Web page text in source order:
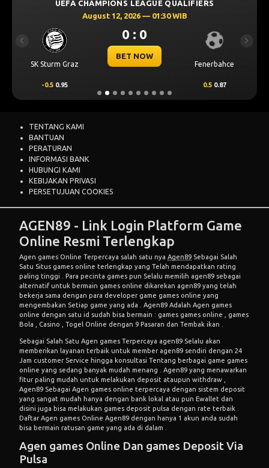
UEFA CHAMPIONS LEAGUE QUALIFIERS
August 12, 2026 — 01:30 WIB
SK Sturm Graz
0 : 0
BET NOW
Fenerbahce
-0.5 0.95 0.5 0.87
Previous Next
TENTANG KAMI
BANTUAN
PERATURAN
INFORMASI BANK
HUBUNGI KAMI
KEBIJAKAN PRIVASI
PERSETUJUAN COOKIES
AGEN89 - Link Login Platform Game
Online Resmi Terlengkap
Agen games Online Terpercaya salah satu nya Agen89 Sebagai Salah
Satu Situs games online terlengkap yang Telah mendapatkan rating
paling tinggi . Para pecinta games pun Selalu memilih agen89 sebagai
alternatif untuk bermain games online dikarekan agen89 yang telah
bekerja sama dengan para developer game games online yang
mengembakan Setiap game yang ada . Agen89 Adalah Agen games
online dengan satu id sudah bisa bermain : games games online , games
Bola , Casino , Togel Online dengan 9 Pasaran dan Tembak ikan .
Sebagai Salah Satu Agen games Terpercaya agen89 Selalu akan
memberikan layanan terbaik untuk member agen89 sendiri dengan 24
Jam customer Service hingga konsultasi Tentang berbagai game games
online yang sedang banyak mudah menang . Agen89 yang menawarkan
fitur paling mudah untuk melakukan deposit ataupun withdraw ,
Agen89 Sebagai Agen games online terpercaya dengan sistem deposit
yang sangat mudah hanya dengan bank lokal atau pun Ewallet dan
disini juga bisa melakukan games deposit pulsa dengan rate terbaik .
Daftar Agen games Online Agen89 dengan hanya 1 akun anda sudah
bisa bermain ratusan game yang ada di dalam .
Agen games Online Dan games Deposit Via
Pulsa